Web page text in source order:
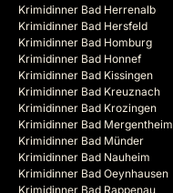
Krimidinner Bad Herrenalb
Krimidinner Bad Hersfeld
Krimidinner Bad Homburg
Krimidinner Bad Honnef
Krimidinner Bad Kissingen
Krimidinner Bad Kreuznach
Krimidinner Bad Krozingen
Krimidinner Bad Mergentheim
Krimidinner Bad Münder
Krimidinner Bad Nauheim
Krimidinner Bad Oeynhausen
Krimidinner Bad Rappenau